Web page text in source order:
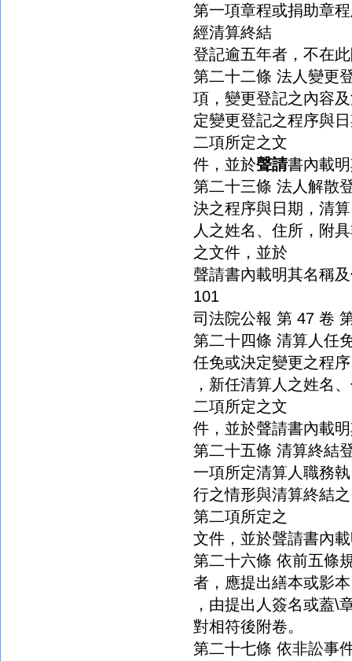
第一項章程或捐助章
經清算終結
登記逾五年者，不在
第二十二條 法人變更
項，變更登記之內容
定變更登記之程序與
二項所定之文
件，並於聲請書內載
第二十三條 法人解散
決之程序與日期，清算
人之姓名、住所，附
之文件，並於
聲請書內載明其名稱
101
司法院公報 第 47 卷
第二十四條 清算人任
任免或決定變更之程序
，新任清算人之姓名
二項所定之文
件，並於聲請書內載
第二十五條 清算終結
一項所定清算人職務執
行之情形與清算終結
第二項所定之
文件，並於聲請書內
第二十六條 依前五條
者，應提出繕本或影本
，由提出人簽名或蓋\
對相符後附卷。
第二十七條 依非訟事